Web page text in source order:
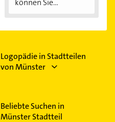
können Sie...
Logopädie in Stadtteilen
von Münster
Beliebte Suchen in
Münster Stadtteil